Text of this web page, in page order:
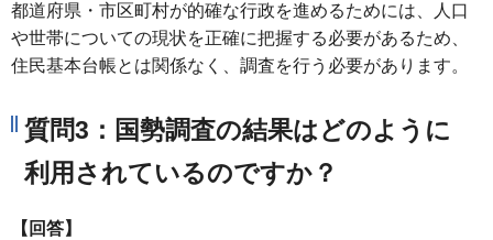
都道府県・市区町村が的確な行政を進めるためには、人口
や世帯についての現状を正確に把握する必要があるため、
住民基本台帳とは関係なく、調査を行う必要があります。
質問3：国勢調査の結果はどのように
利用されているのですか？
【回答】